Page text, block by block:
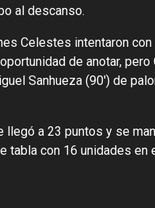
al descanso.
Celestes intentaron
de anotar,
Sanhueza (90′) de
a 23 puntos y se
tabla con 16 unidades en